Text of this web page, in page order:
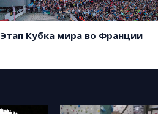
Этап Кубка мира во Франции